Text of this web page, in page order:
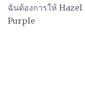
ฉันต้องการให้
Purple